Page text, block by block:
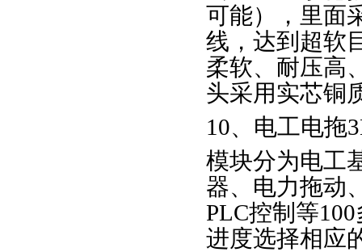
可能），里面
线，达到超软
柔软、耐压高
头采用实芯铜
10、电工电拖
模块分为电工
器、电力拖动
PLC控制等
进度选择相应